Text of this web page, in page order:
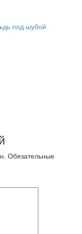
под шубой
Обязательные